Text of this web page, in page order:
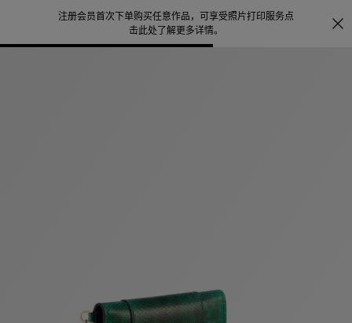
注册会员首次下单购买任意作品，可享受照片打印服务点
击此处了解更多详情。